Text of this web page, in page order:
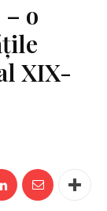
o
XIX-